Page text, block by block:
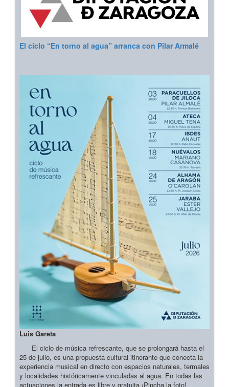
El ciclo “En torno al agua” arranca con Pilar Armalé
Luis Gareta
El ciclo de música refrescante, que se prolongará hasta el
25 de julio, es una propuesta cultural itinerante que conecta la
experiencia musical en directo con espacios naturales, termales
y localidades históricamente vinculadas al agua. En todas las
actuaciones la entrada es libre y gratuita ¡Pincha la foto!